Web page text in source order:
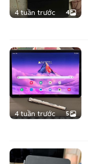
4 tuần trước 4
4 tuần trước 5